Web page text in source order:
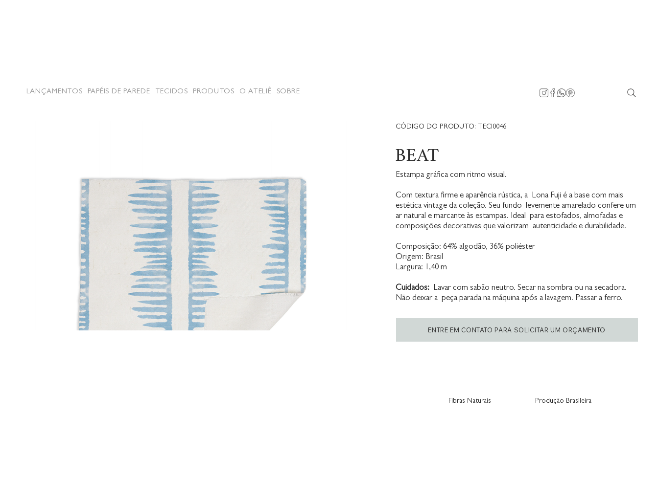
LANÇAMENTOS PAPÉIS DE PAREDE TECIDOS PRODUTOS O ATELIÊ SOBRE
CÓDIGO DO PRODUTO: TECI0046
BEAT
Estampa gráfica com ritmo visual.
Com textura firme e aparência rústica, a Lona Fuji é a base com mais
estética vintage da coleção. Seu fundo levemente amarelado confere um
ar natural e marcante às estampas. Ideal para estofados, almofadas e
composições decorativas que valorizam autenticidade e durabilidade.
Composição: 64% algodão, 36% poliéster
Origem: Brasil
Largura: 1,40 m
Cuidados: Lavar com sabão neutro. Secar na sombra ou na secadora.
Não deixar a peça parada na máquina após a lavagem. Passar a ferro.
ENTRE EM CONTATO PARA SOLICITAR UM ORÇAMENTO
Fibras Naturais Produção Brasileira